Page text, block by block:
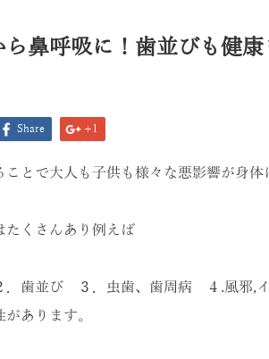
ら鼻呼吸に！歯並びも健
Share +1
ことで大人も子供も様々な悪影響が身
たくさんあり例えば
．歯並び ３．虫歯、歯周病 ４.風邪,
あります。